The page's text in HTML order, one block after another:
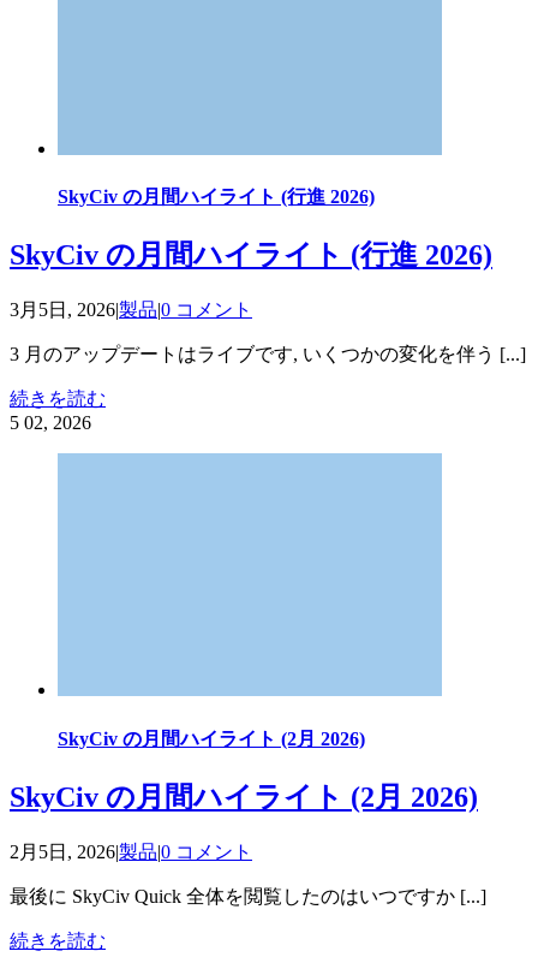
SkyCiv の月間ハイライト (行進 2026)
SkyCiv の月間ハイライト (行進 2026)
3月5日, 2026|製品|0 コメント
3 月のアップデートはライブです, いくつかの変化を伴う [...]
続きを読む
5 02, 2026
SkyCiv の月間ハイライト (2月 2026)
SkyCiv の月間ハイライト (2月 2026)
2月5日, 2026|製品|0 コメント
最後に SkyCiv Quick 全体を閲覧したのはいつですか [...]
続きを読む